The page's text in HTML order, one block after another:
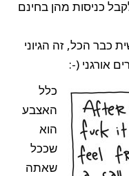
כניסות מהן בחינם
כבר הכל, זה הגיוני
אורגני (-:
כלל
האצבע
הוא
שככל
שאתה